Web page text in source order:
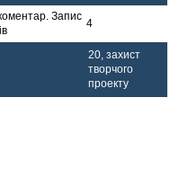
Запис
4
20, захист
творчого
проекту